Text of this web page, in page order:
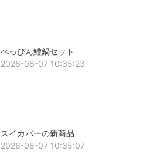
べっぴん鱧鍋セット
2026-08-07 10:35:23
スイカバーの新商品
2026-08-07 10:35:07